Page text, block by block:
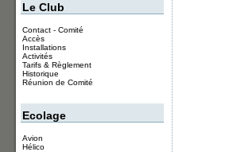
Le Club
Contact - Comité
Accès
Installations
Activités
Tarifs & Règlement
Historique
Réunion de Comité
Ecolage
Avion
Hélico